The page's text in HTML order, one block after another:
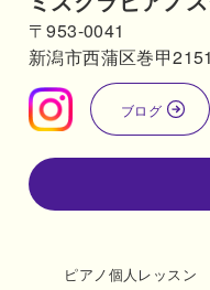
〒953-0041
新潟市西蒲区巻甲
ブログ
ピアノ個人レッスン